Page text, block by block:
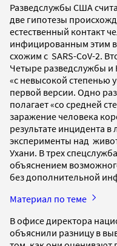
Разведслужбы США
две гипотезы
естественный контакт
инфицированным этим
схожим с SARS-CoV-2.
Четыре разведслужбы и
«с невысокой степенью
первой версии. Одно
полагает «со средней
заражение человека
результате инцидента
эксперименты над
Ухани. В трех
объяснением
без дополнительной
Материал по теме
В офисе директора
объяснили разницу в